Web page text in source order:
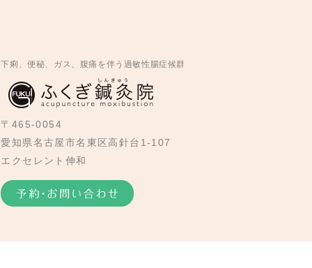
下痢、便秘、ガス、腹痛を伴う過敏性腸症候群
〒465-0054
愛知県名古屋市名東区高針台1-107
エクセレント伸和